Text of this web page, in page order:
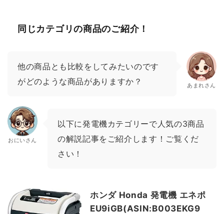
同じカテゴリの商品のご紹介！
他の商品とも比較をしてみたいのです
がどのような商品がありますか？
あまれさん
おにいさん
以下に発電機カテゴリーで人気の3商品
の解説記事をご紹介します！ご覧くだ
さい！
ホンダ Honda 発電機 エネポ
EU9iGB(ASIN:B003EKG9